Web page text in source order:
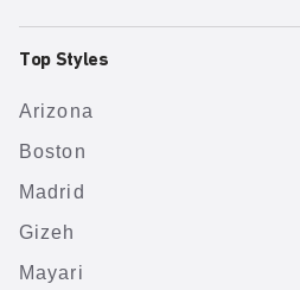
Top Styles
Arizona
Boston
Madrid
Gizeh
Mayari